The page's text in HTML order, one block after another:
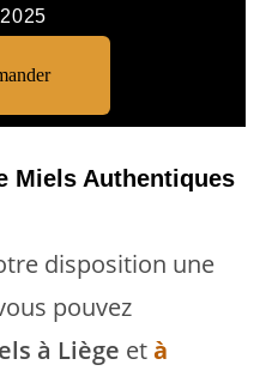
Miels Authentiques
disposition une
pouvez
à Liège età